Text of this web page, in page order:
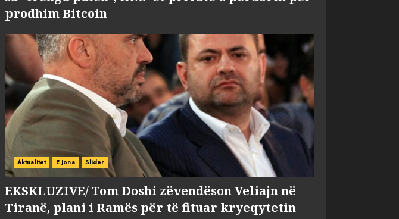
prodhim Bitcoin
Aktualitet E jona Slider
EKSKLUZIVE/ Tom Doshi zëvendëson Veliajn në
Tiranë, plani i Ramës për të fituar kryeqytetin